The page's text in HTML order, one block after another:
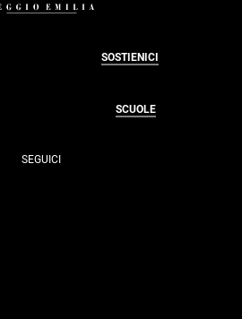
SOSTIENICI
SCUOLE
SEGUICI